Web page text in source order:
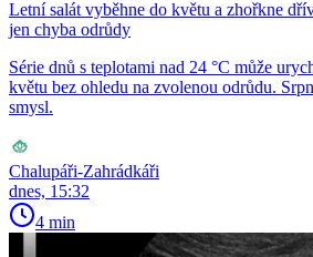
Letní salát vyběhne do květu a zhořkne
jen chyba odrůdy
Série dnů s teplotami nad 24 °C může
květu bez ohledu na zvolenou odrůdu.
smysl.
Chalupáři-Zahrádkáři
dnes, 15:32
4 min